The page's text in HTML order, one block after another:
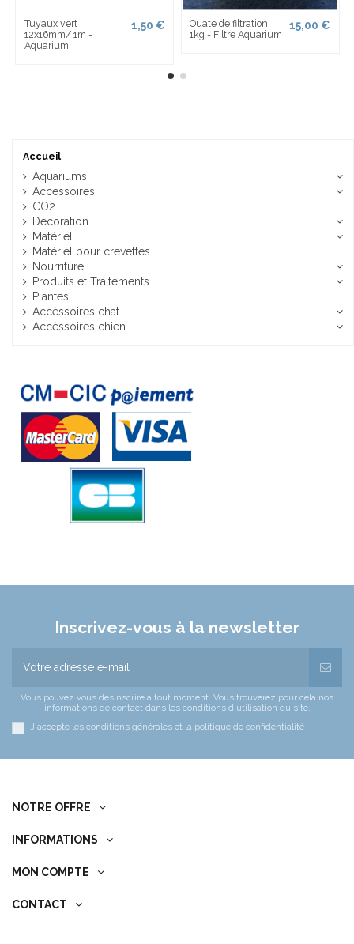
Tuyaux vert
12x16mm/ 1m -
Aquarium
1,50 €
Ouate de filtration
1kg - Filtre Aquarium
15,00 €
Accueil
Aquariums
Accessoires
CO2
Decoration
Matériel
Matériel pour crevettes
Nourriture
Produits et Traitements
Plantes
Accèssoires chat
Accèssoires chien
Inscrivez-vous à la newsletter
Vous pouvez vous désinscrire à tout moment. Vous trouverez pour cela nos
informations de contact dans les conditions d'utilisation du site.
J'accepte les conditions générales et la politique de confidentialité
NOTRE OFFRE
INFORMATIONS
MON COMPTE
CONTACT